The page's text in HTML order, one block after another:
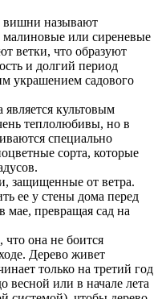
вишни называют
малиновые или сиреневые
ветки, что образуют
и долгий период
украшением садового
культовым
теплолюбивы, но в
специально
сорта, которые
защищенные от ветра.
ее у стены дома перед
мае, превращая сад на
что она не боится
Дерево живет
только на третий год
весной или в начале лета